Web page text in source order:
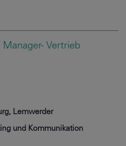
Vertrieb
Lemwerder
und Kommunikation